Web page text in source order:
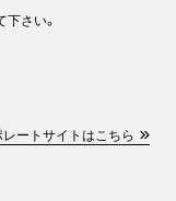
さい。
レートサイトはこちら